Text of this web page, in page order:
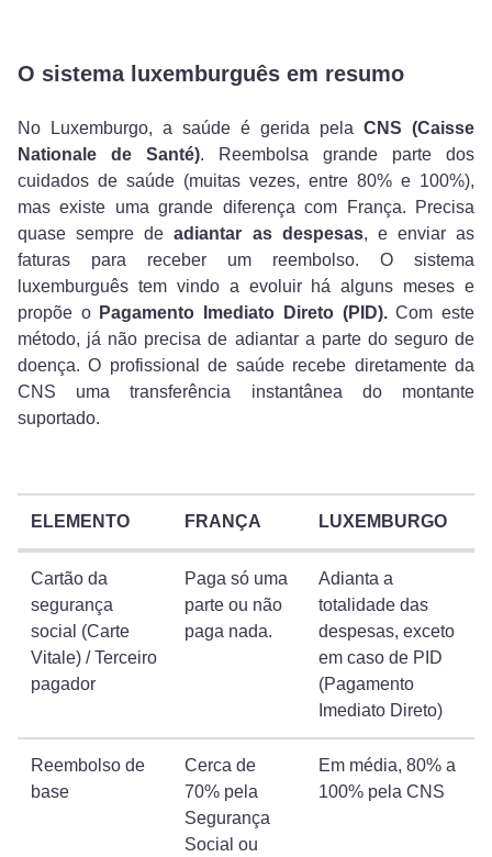
O sistema luxemburguês em resumo
No Luxemburgo, a saúde é gerida pela CNS (Caisse
Nationale de Santé). Reembolsa grande parte dos
cuidados de saúde (muitas vezes, entre 80% e 100%),
mas existe uma grande diferença com França. Precisa
quase sempre deadiantar as despesas, e enviar as
faturas para receber um reembolso. O sistema
luxemburguês tem vindo a evoluir há alguns meses e
propõe o Pagamento Imediato Direto (PID).Com este
método, já não precisa de adiantar a parte do seguro de
doença. O profissional de saúde recebe diretamente da
CNS uma transferência instantânea do montante
suportado.
ELEMENTO FRANÇA LUXEMBURGO
Cartão da
segurança
social (Carte
Vitale) / Terceiro
pagador
Paga só uma
parte ou não
paga nada.
Adianta a
totalidade das
despesas, exceto
em caso de PID
(Pagamento
Imediato Direto)
Reembolso de
base
Cerca de
70% pela
Segurança
Social ou
Em média, 80% a
100% pela CNS